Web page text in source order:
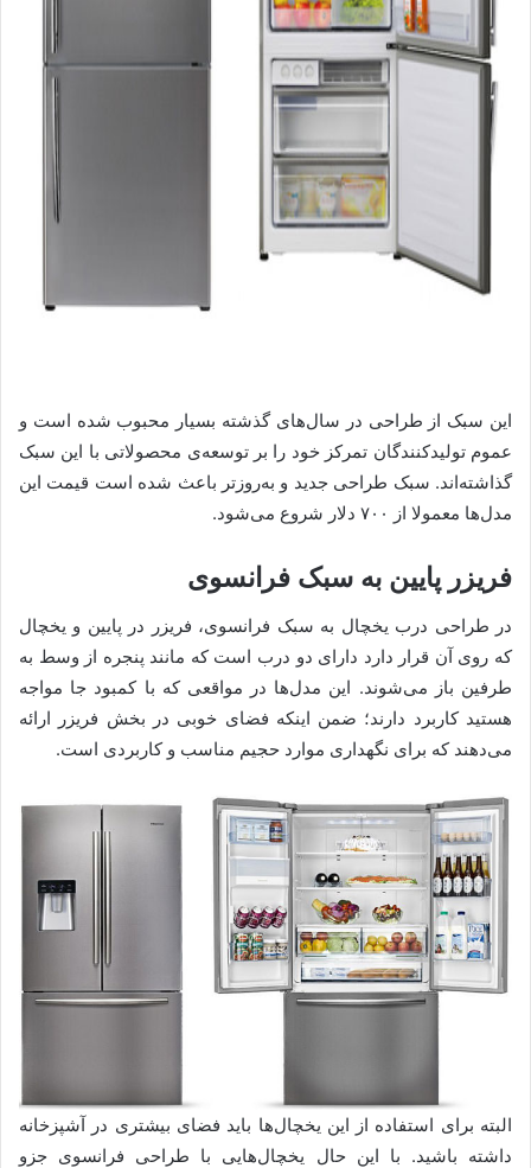
این سبک از طراحی در سال‌های گذشته بسیار محبوب شده است و
عموم تولید‌کنندگان تمرکز خود را بر توسعه‌ی محصولاتی با این سبک
گذاشته‌اند. سبک طراحی جدید و به‌روز‌تر باعث شده است قیمت این
مدل‌ها معمولا از ۷۰۰ دلار شروع می‌شود.
فریزر پایین به سبک فرانسوی
در طراحی درب یخچال به سبک فرانسوی، فریزر در پایین و یخچال
که روی آن قرار دارد دارای دو درب است که مانند پنجره از وسط به
طرفین باز می‌شوند. این مدل‌ها در مواقعی که با کمبود جا مواجه
هستید کاربرد دارند؛ ضمن اینکه فضای خوبی در بخش فریزر ارائه
می‌دهند که برای نگهداری موارد حجیم مناسب و کاربردی است.
البته برای استفاده از این یخچال‌ها باید فضای بیشتری در آشپزخانه
داشته باشید. با این حال یخچال‌هایی با طراحی فرانسوی جزو